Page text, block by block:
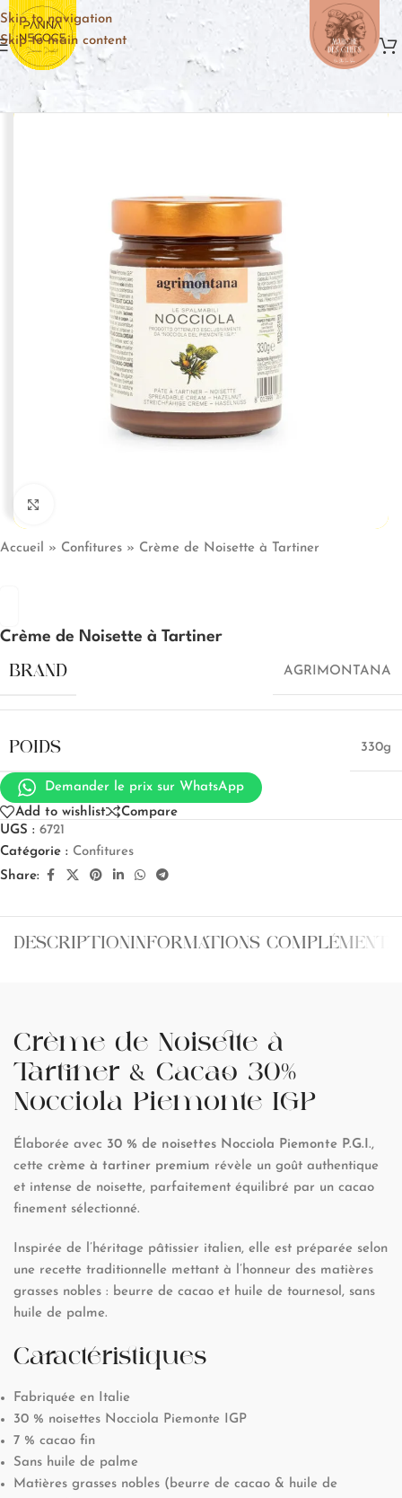
Skip to navigation
Skip to main content
Accueil » Confitures » Crème de Noisette à Tartiner
Crème de Noisette à Tartiner
BRAND AGRIMONTANA
POIDS 330g
Demander le prix sur WhatsApp
Add to wishlist
Compare
UGS : 6721
Catégorie : Confitures
Share:
DESCRIPTIONINFORMATIONS
Crème de Noisette à
Tartiner & Cacao 30%
Nocciola Piemonte IGP
Élaborée avec 30 % de noisettes Nocciola Piemonte P.G.I.,
cette crème à tartiner premium révèle un goût authentique
et intense de noisette, parfaitement équilibré par un cacao
finement sélectionné.
Inspirée de l’héritage pâtissier italien, elle est préparée selon
une recette traditionnelle mettant à l’honneur des matières
grasses nobles : beurre de cacao et huile de tournesol, sans
huile de palme.
Caractéristiques
Fabriquée en Italie
30 % noisettes Nocciola Piemonte IGP
7 % cacao fin
Sans huile de palme
Matières grasses nobles (beurre de cacao & huile de